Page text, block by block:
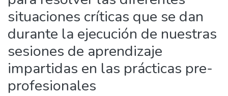
situaciones críticas que se dan
durante la ejecución de nuestras
sesiones de aprendizaje
impartidas en las prácticas pre-
profesionales